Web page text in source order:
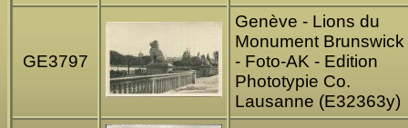
GE3797
Genève - Lions du
Monument Brunswick
- Foto-AK - Edition
Phototypie Co.
Lausanne (E32363y)